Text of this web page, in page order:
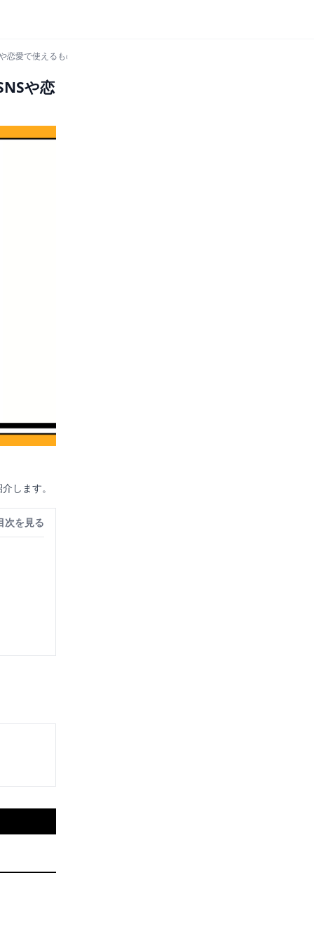
愛で使えるものなどご紹介！
や恋
します。
次を見る